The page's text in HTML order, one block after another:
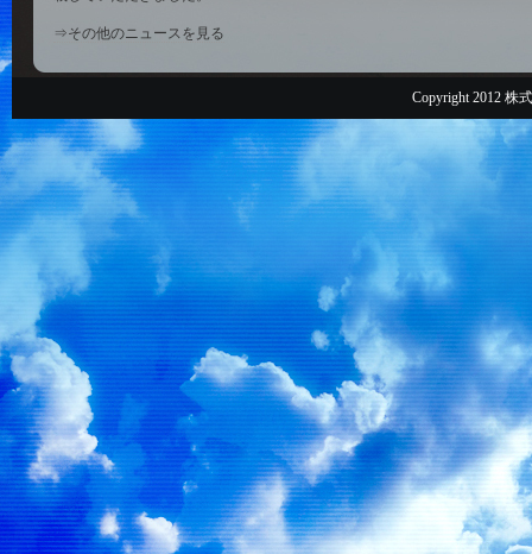
⇒その他のニュースを見る
Copyright 2012 株